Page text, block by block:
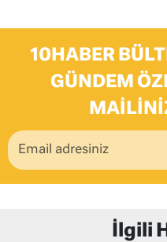
10HABER
GÜNDEM
İlgili